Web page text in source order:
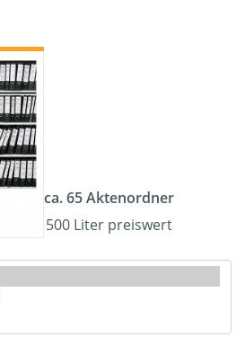
ca. 65 Aktenordner
500 Liter preiswert